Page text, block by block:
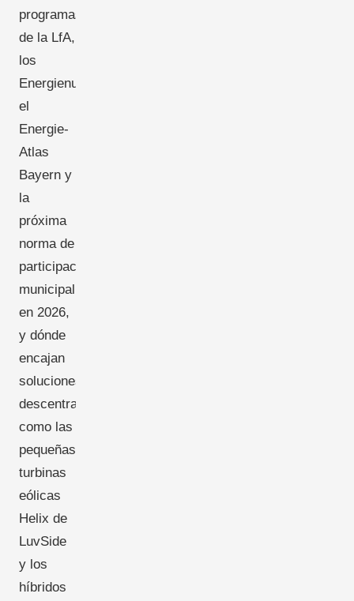
programas
de la LfA,
los
Energienutzungspläne,
el
Energie-
Atlas
Bayern y
la
próxima
norma de
participación
municipal
en 2026,
y dónde
encajan
soluciones
descentralizadas
como las
pequeñas
turbinas
eólicas
Helix de
LuvSide
y los
híbridos